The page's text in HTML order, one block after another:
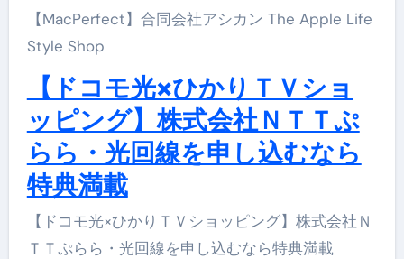
【MacPerfect】合同会社アシカン The Apple Life
Style Shop
【ドコモ光×ひかりＴＶショ
ッピング】株式会社ＮＴＴぷ
らら・光回線を申し込むなら
特典満載
【ドコモ光×ひかりＴＶショッピング】株式会社Ｎ
ＴＴぷらら・光回線を申し込むなら特典満載